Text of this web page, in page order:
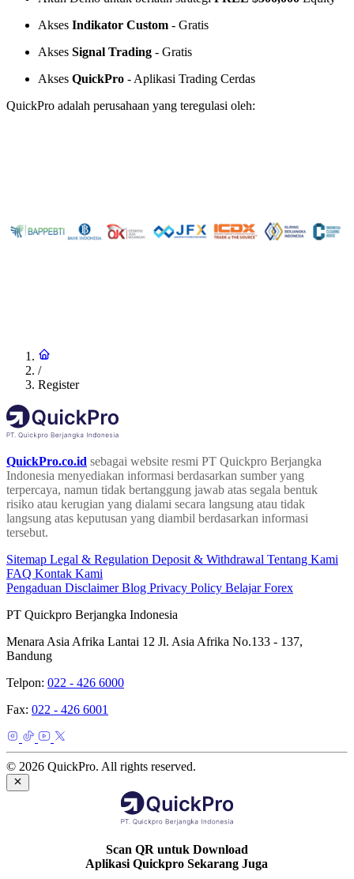
Akses Indikator Custom - Gratis
Akses Signal Trading - Gratis
Akses QuickPro - Aplikasi Trading Cerdas
QuickPro adalah perusahaan yang teregulasi oleh:
/
Register
QuickPro.co.id sebagai website resmi PT Quickpro Berjangka
Indonesia menyediakan informasi berdasarkan sumber yang
terpercaya, namun tidak bertanggung jawab atas segala bentuk
risiko atau kerugian yang dialami secara langsung atau tidak
langsung atas keputusan yang diambil berdasarkan informasi
tersebut.
Sitemap Legal & Regulation Deposit & Withdrawal Tentang Kami
FAQ Kontak Kami
Pengaduan DisclaimerBlog Privacy Policy Belajar Forex
PT Quickpro Berjangka Indonesia
Menara Asia Afrika Lantai 12 Jl. Asia Afrika No.133 - 137,
Bandung
Telpon: 022 - 426 6000
Fax: 022 - 426 6001
© 2026 QuickPro. All rights reserved.
Scan QR untuk Download
Aplikasi Quickpro Sekarang Juga